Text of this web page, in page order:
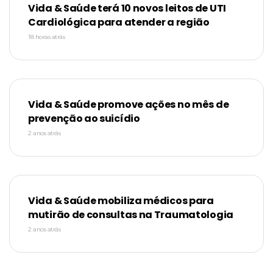
Vida & Saúde terá 10 novos leitos de UTI
Cardiológica para atender a região
18 horas atrás
Vida & Saúde promove ações no mês de
prevenção ao suicídio
2 anos atrás
Vida & Saúde mobiliza médicos para
mutirão de consultas na Traumatologia
2 anos atrás